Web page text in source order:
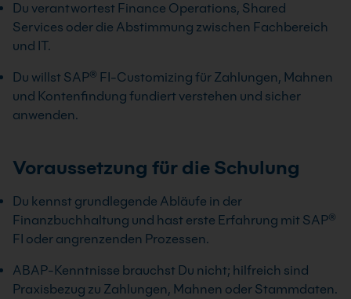
Du verantwortest Finance Operations, Shared
Services oder die Abstimmung zwischen Fachbereich
und IT.
Du willst SAP® FI-Customizing für Zahlungen, Mahnen
und Kontenfindung fundiert verstehen und sicher
anwenden.
Voraussetzung für die Schulung
Du kennst grundlegende Abläufe in der
Finanzbuchhaltung und hast erste Erfahrung mit SAP®
FI oder angrenzenden Prozessen.
ABAP-Kenntnisse brauchst Du nicht; hilfreich sind
Praxisbezug zu Zahlungen, Mahnen oder Stammdaten.